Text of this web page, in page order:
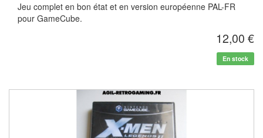
Jeu complet en bon état et en version européenne PAL-FR
pour GameCube.
12,00 €
En stock